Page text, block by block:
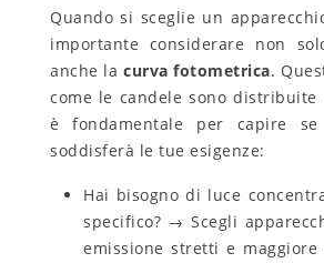
Quando si sceglie un
importante considerare non
anche la curva fotometrica.
come le candele sono distribuite
è fondamentale per capire se
soddisferà le tue esigenze:
Hai bisogno di luce
specifico? → Scegli
emissione stretti e maggiore